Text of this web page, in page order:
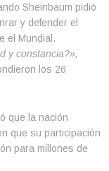
Sheinbaum pidió
y defender el
el Mundial.
y constancia?»,
los 26
que la nación
que su participación
para millones de